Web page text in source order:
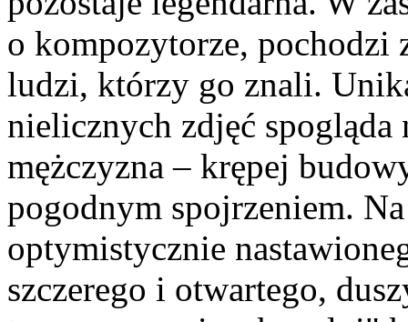
o kompozytorze, pochodzi
ludzi, którzy go znali.
nielicznych zdjęć spogląda
mężczyzna – krępej
pogodnym spojrzeniem.
optymistycznie
szczerego i otwartego,